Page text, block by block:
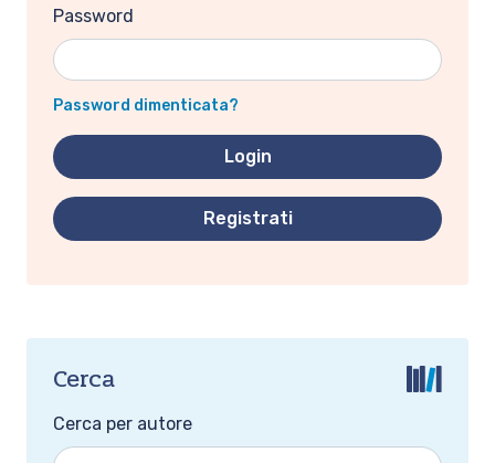
Password
Password dimenticata?
Registrati
Cerca
Cerca per autore